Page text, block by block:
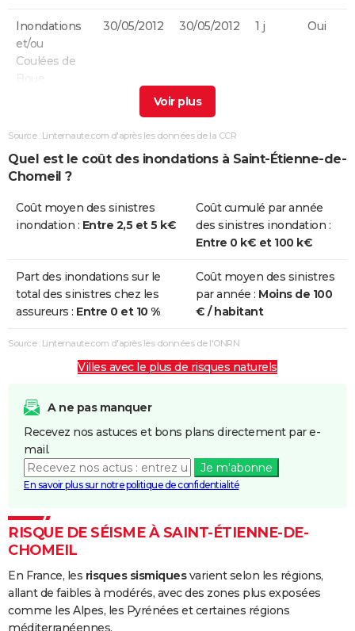
Inondations
et/ou
Coulées de
Boue
30/05/2012 30/05/2012 1 j Oui
et/ou
Boue
27/05/2012 27/05/2012
et/ou
Coulées de
Inondations
et/ou
Coulées de
Boue
26/06/1990 26/06/1990 1 j Oui
Inondations
Coulées de
06/11/1982 10/11/1982 5 j
Source : Linternaute.com d'après les données de la CCR
Quel est le coût des inondations à Saint-Étienne-de-
Chomeil ?
Coût moyen des sinistres
inondation : Entre 2,5 et 5 k€
Coût cumulé par année
des sinistres inondation :
Entre 0 k€ et 100 k€
Part des inondations sur le
total des sinistres chez les
assureurs : Entre 0 et 10 %
Coût moyen des sinistres
par année : Moins de 100
€ / habitant
Source : Linternaute.com d'après les données de l'ONRN
Villes avec le plus de risques naturels
A ne pas manquer
Recevez nos astuces et bons plans directement par e-
mail.
Je m'abonne
En savoir plus sur notre politique de confidentialité
RISQUE DE SÉISME À SAINT-ÉTIENNE-DE-
CHOMEIL
En France, les risques sismiquesvarient selon les régions,
allant de faibles à modérés, avec des zones plus exposées
comme les Alpes, les Pyrénées et certaines régions
méditerranéennes.